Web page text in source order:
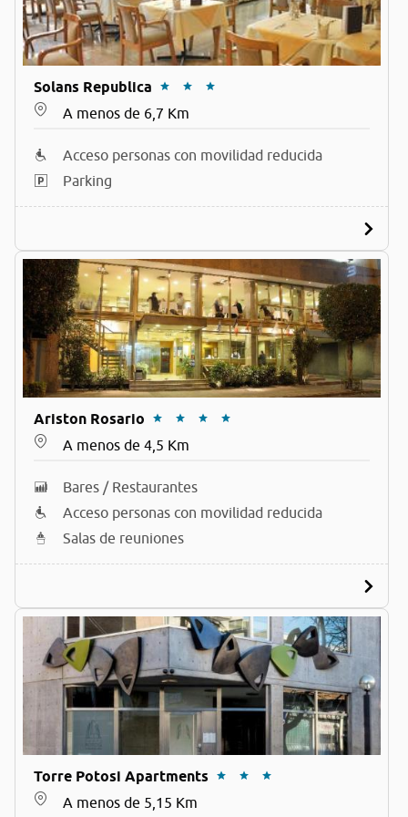
Solans Republica
A menos de 6,7 Km
Acceso personas con movilidad reducida
Parking
Ariston Rosario
A menos de 4,5 Km
Bares / Restaurantes
Acceso personas con movilidad reducida
Salas de reuniones
Torre Potosi Apartments
A menos de 5,15 Km